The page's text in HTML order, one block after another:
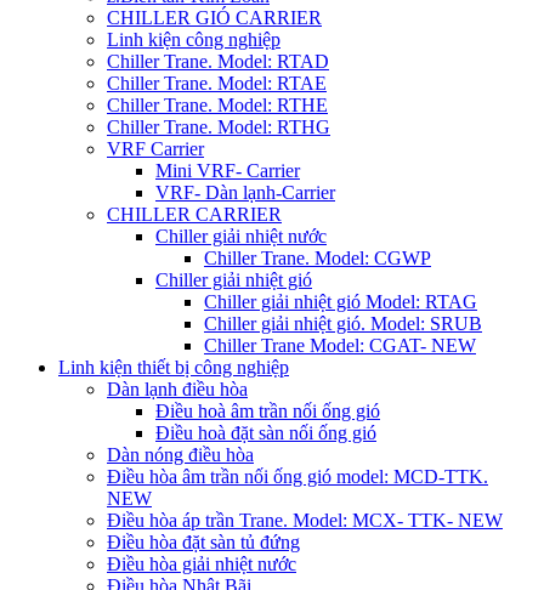
CHILLER GIÓ CARRIER
Linh kiện công nghiệp
Chiller Trane. Model: RTAD
Chiller Trane. Model: RTAE
Chiller Trane. Model: RTHE
Chiller Trane. Model: RTHG
VRF Carrier
Mini VRF- Carrier
VRF- Dàn lạnh-Carrier
CHILLER CARRIER
Chiller giải nhiệt nước
Chiller Trane. Model: CGWP
Chiller giải nhiệt gió
Chiller giải nhiệt gió Model: RTAG
Chiller giải nhiệt gió. Model: SRUB
Chiller Trane Model: CGAT- NEW
Linh kiện thiết bị công nghiệp
Dàn lạnh điều hòa
Điều hoà âm trần nối ống gió
Điều hoà đặt sàn nối ống gió
Dàn nóng điều hòa
Điều hòa âm trần nối ống gió model: MCD-TTK.
NEW
Điều hòa áp trần Trane. Model: MCX- TTK- NEW
Điều hòa đặt sàn tủ đứng
Điều hòa giải nhiệt nước
Điều hòa Nhật Bãi